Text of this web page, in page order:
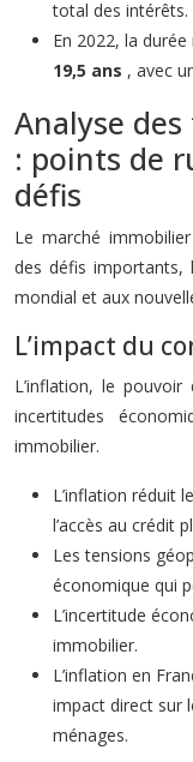
total des intérêts.
En 2022, la
19,5 ans , avec
Analyse
: points de
défis
Le marché
des défis importants,
mondial et aux
L’impact du
L’inflation, le
incertitudes
immobilier.
L’inflation réduit
l’accès au crédit
Les tensions
économique qui
L’incertitude
immobilier.
L’inflation en
impact direct sur
ménages.